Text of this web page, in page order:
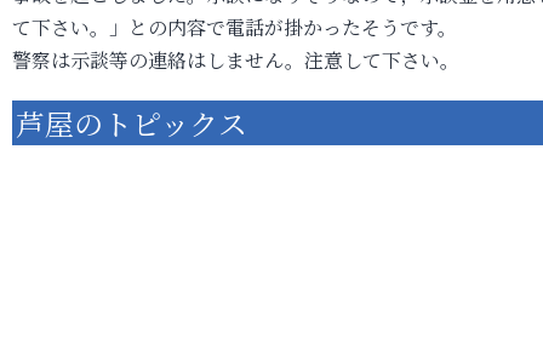
て下さい。」との内容で電話が掛かったそうです。
警察は示談等の連絡はしません。注意して下さい。
芦屋のトピックス